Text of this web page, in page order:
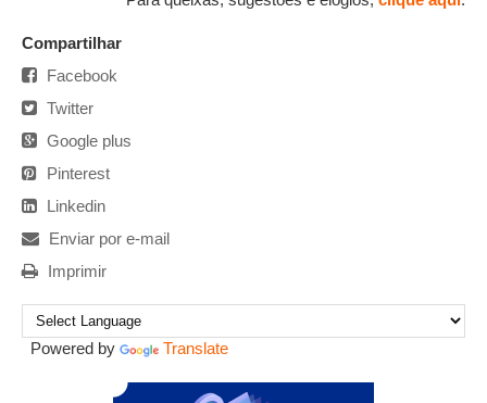
Compartilhar
Facebook
Twitter
Google plus
Pinterest
Linkedin
Enviar por e-mail
Imprimir
Powered by Translate